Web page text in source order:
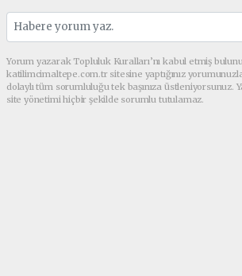
Yorum yazarak Topluluk Kuralları’nı kabul etmiş
katilimcimaltepe.com.tr sitesine yaptığınız
dolaylı tüm sorumluluğu tek başınıza üstleniyorsunuz.
site yönetimi hiçbir şekilde sorumlu tutulamaz.